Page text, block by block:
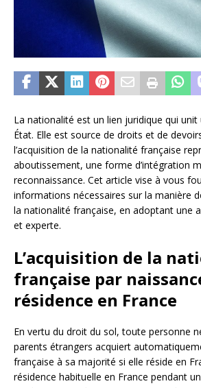
La nationalité est un lien juridique qui unit
État. Elle est source de droits et de
l’acquisition de la nationalité française
aboutissement, une forme d’intégration
reconnaissance. Cet article vise à vous
informations nécessaires sur la manière
la nationalité française, en adoptant une
et experte.
L’acquisition de la
française par
résidence en France
En vertu du droit du sol, toute personne
parents étrangers acquiert
française à sa majorité si elle réside en
résidence habituelle en France pendant